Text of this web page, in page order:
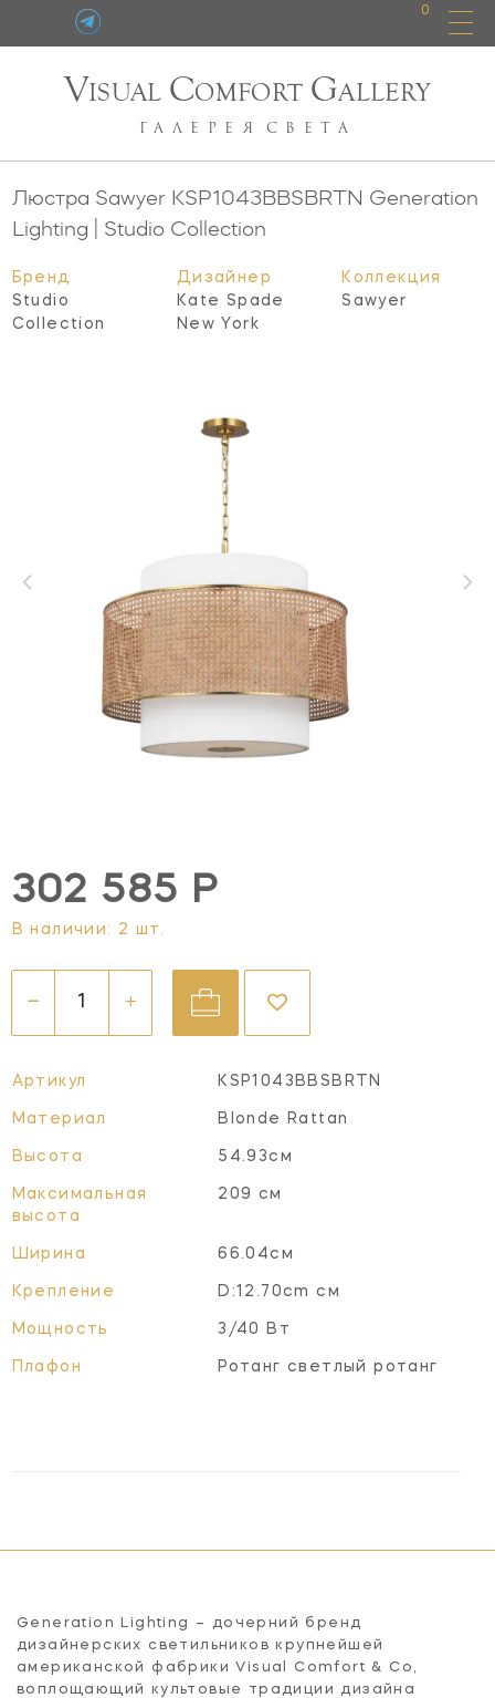
0
VISUAL COMFORT GALLERY
ГАЛЕРЕЯ СВЕТА
Люстра Sawyer KSP1043BBSBRTN Generation
Lighting | Studio Collection
Бренд
Studio
Collection
Дизайнер
Kate Spade
New York
Коллекция
Sawyer
302 585 Р
В наличии: 2 шт.
Артикул KSP1043BBSBRTN
Материал Blonde Rattan
Высота 54.93см
Максимальная
высота
209 см
Ширина 66.04см
Крепление D:12.70cm см
Мощность 3/40 Вт
Плафон Ротанг светлый ротанг
Generation Lighting – дочерний бренд
дизайнерских светильников крупнейшей
американской фабрики Visual Comfort & Co,
воплощающий культовые традиции дизайна